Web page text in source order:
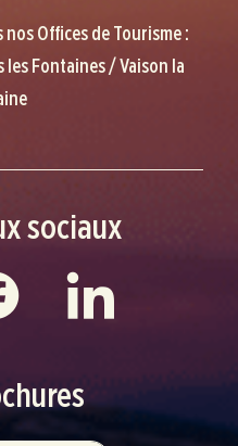
Offices de Tourisme :
Fontaines / Vaison la
sociaux